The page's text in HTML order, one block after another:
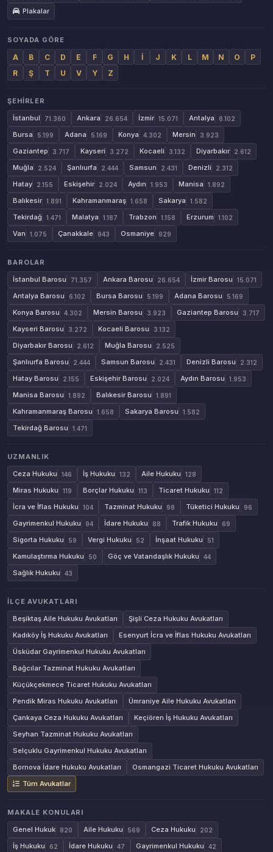
Plakalar
SOYADA GÖRE
A B C D E F G H İ J K L M N O
P
R
Ş T U V Y Z
ŞEHIRLER
İstanbul
71.360 Ankara 26.654 İzmir 15.071 Antalya 6.102
Bursa 5.199 Adana 5.169 Konya 4.302 Mersin 3.923
Gaziantep 3.717 Kayseri 3.272 Kocaeli 3.132 Diyarbakır 2.612
Muğla 2.524 Şanlıurfa 2.444 Samsun 2.431 Denizli 2.312
Hatay 2.155 Eskişehir 2.024 Aydın 1.953 Manisa 1.892
Balıkesir 1.891 Kahramanmaraş 1.658 Sakarya 1.582
Tekirdağ 1.471 Malatya 1.187 Trabzon 1.158 Erzurum 1.102
Van 1.075 Çanakkale 943 Osmaniye 929
BAROLAR
İstanbul Barosu
71.357 Ankara Barosu 26.654 İzmir Barosu 15.071
Antalya Barosu 6.102 Bursa Barosu 5.199 Adana Barosu 5.169
Konya Barosu 4.302 Mersin Barosu 3.923 Gaziantep Barosu 3.717
Kayseri Barosu 3.272 Kocaeli Barosu 3.132
Diyarbakır Barosu 2.612 Muğla Barosu 2.525
Şanlıurfa Barosu 2.444 Samsun Barosu 2.431 Denizli Barosu 2.312
Hatay Barosu 2.155 Eskişehir Barosu 2.024 Aydın Barosu 1.953
Manisa Barosu 1.892 Balıkesir Barosu 1.891
Kahramanmaraş Barosu 1.658 Sakarya Barosu 1.582
Tekirdağ Barosu 1.471
UZMANLIK
Ceza Hukuku
146 İş Hukuku 132 Aile Hukuku 128
Miras Hukuku 119 Borçlar Hukuku 113 Ticaret Hukuku 112
İcra ve İflas Hukuku 104 Tazminat Hukuku 98 Tüketici Hukuku 96
Gayrimenkul Hukuku 94 İdare Hukuku 88 Trafik Hukuku 69
Sigorta Hukuku 59 Vergi Hukuku 52 İnşaat Hukuku 51
Kamulaştırma Hukuku 50 Göç ve Vatandaşlık Hukuku 44
Sağlık Hukuku 43
İLÇE AVUKATLARI
Beşiktaş Aile Hukuku Avukatları
Şişli Ceza Hukuku Avukatları
Kadıköy İş Hukuku Avukatları
Esenyurt İcra ve İflas Hukuku Avukatları
Üsküdar Gayrimenkul Hukuku Avukatları
Bağcılar Tazminat Hukuku Avukatları
Küçükçekmece Ticaret Hukuku Avukatları
Pendik Miras Hukuku Avukatları
Ümraniye Aile Hukuku Avukatları
Çankaya Ceza Hukuku Avukatları
Keçiören İş Hukuku Avukatları
Seyhan Tazminat Hukuku Avukatları
Selçuklu Gayrimenkul Hukuku Avukatları
Bornova İdare Hukuku Avukatları
Osmangazi Ticaret Hukuku Avukatları
Tüm Avukatlar
MAKALE KONULARI
Genel Hukuk
820 Aile Hukuku 569 Ceza Hukuku 202
İş Hukuku 62 İdare Hukuku 47 Gayrimenkul Hukuku 42